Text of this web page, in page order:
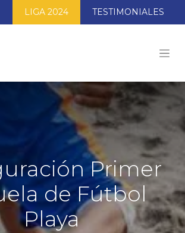
LIGA 2024 TESTIMONIALES
Primer
de Fútbol
Playa